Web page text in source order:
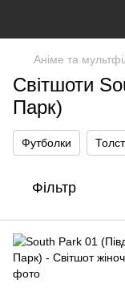
Аніме та
Світшоти
Парк)
Футболки
Фільтр